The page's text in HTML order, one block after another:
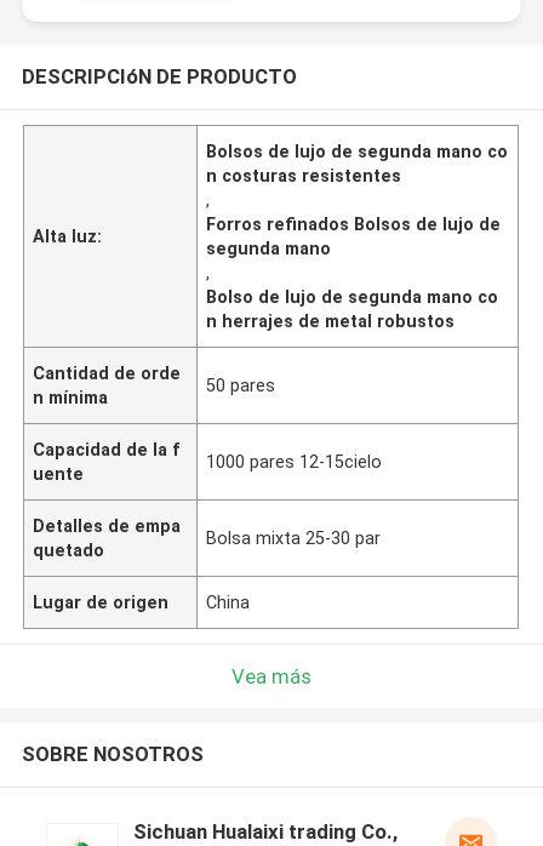
DESCRIPCIóN DE PRODUCTO
Alta luz:
Bolsos de lujo de segunda mano co
n costuras resistentes
,
Forros refinados Bolsos de lujo de
segunda mano
,
Bolso de lujo de segunda mano co
n herrajes de metal robustos
Cantidad de orde
n mínima
50 pares
Capacidad de la f
uente
1000 pares 12-15cielo
Detalles de empa
quetado
Bolsa mixta 25-30 par
Lugar de origen China
Vea más
SOBRE NOSOTROS
Sichuan Hualaixi trading Co.,